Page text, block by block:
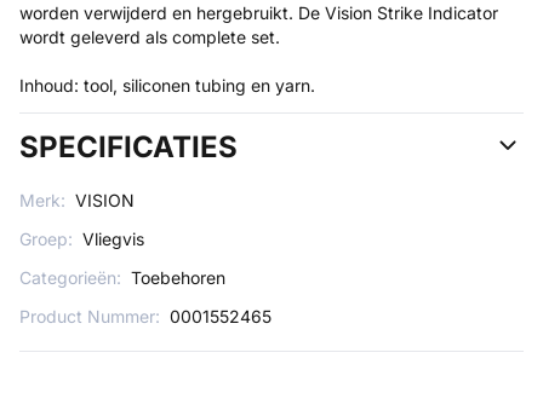
worden verwijderd en hergebruikt. De Vision Strike Indicator
wordt geleverd als complete set.
Inhoud: tool, siliconen tubing en yarn.
SPECIFICATIES
Merk: VISION
Groep: Vliegvis
Categorieën: Toebehoren
Product Nummer: 0001552465